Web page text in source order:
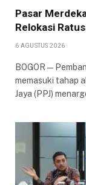
Pasar
Relokasi
6 AGUSTUS 2026
BOGOR —
memasuki tahap
Jaya (PPJ)